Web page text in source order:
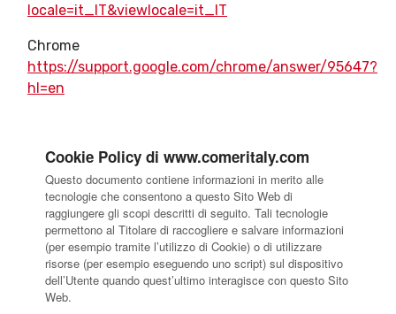
locale=it_IT&viewlocale=it_IT
Chrome
https://support.google.com/chrome/answer/95647?
hl=en
Cookie Policy di www.comeritaly.com
Questo documento contiene informazioni in merito alle
tecnologie che consentono a questo Sito Web di
raggiungere gli scopi descritti di seguito. Tali tecnologie
permettono al Titolare di raccogliere e salvare informazioni
(per esempio tramite l’utilizzo di Cookie) o di utilizzare
risorse (per esempio eseguendo uno script) sul dispositivo
dell’Utente quando quest’ultimo interagisce con questo Sito
Web.